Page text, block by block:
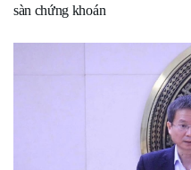
sàn chứng khoán